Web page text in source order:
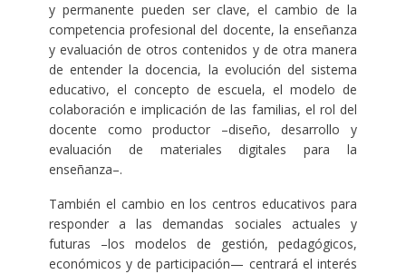
y permanente pueden ser clave, el cambio de la
competencia profesional del docente, la enseñanza
y evaluación de otros contenidos y de otra manera
de entender la docencia, la evolución del sistema
educativo, el concepto de escuela, el modelo de
colaboración e implicación de las familias, el rol del
docente como productor –diseño, desarrollo y
evaluación de materiales digitales para la
enseñanza–.
También el cambio en los centros educativos para
responder a las demandas sociales actuales y
futuras –los modelos de gestión, pedagógicos,
económicos y de participación— centrará el interés